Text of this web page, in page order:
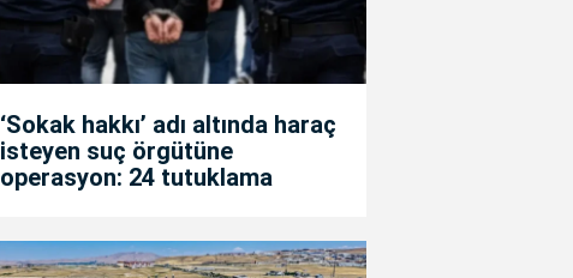
‘Sokak hakkı’ adı altında haraç
isteyen suç örgütüne
operasyon: 24 tutuklama